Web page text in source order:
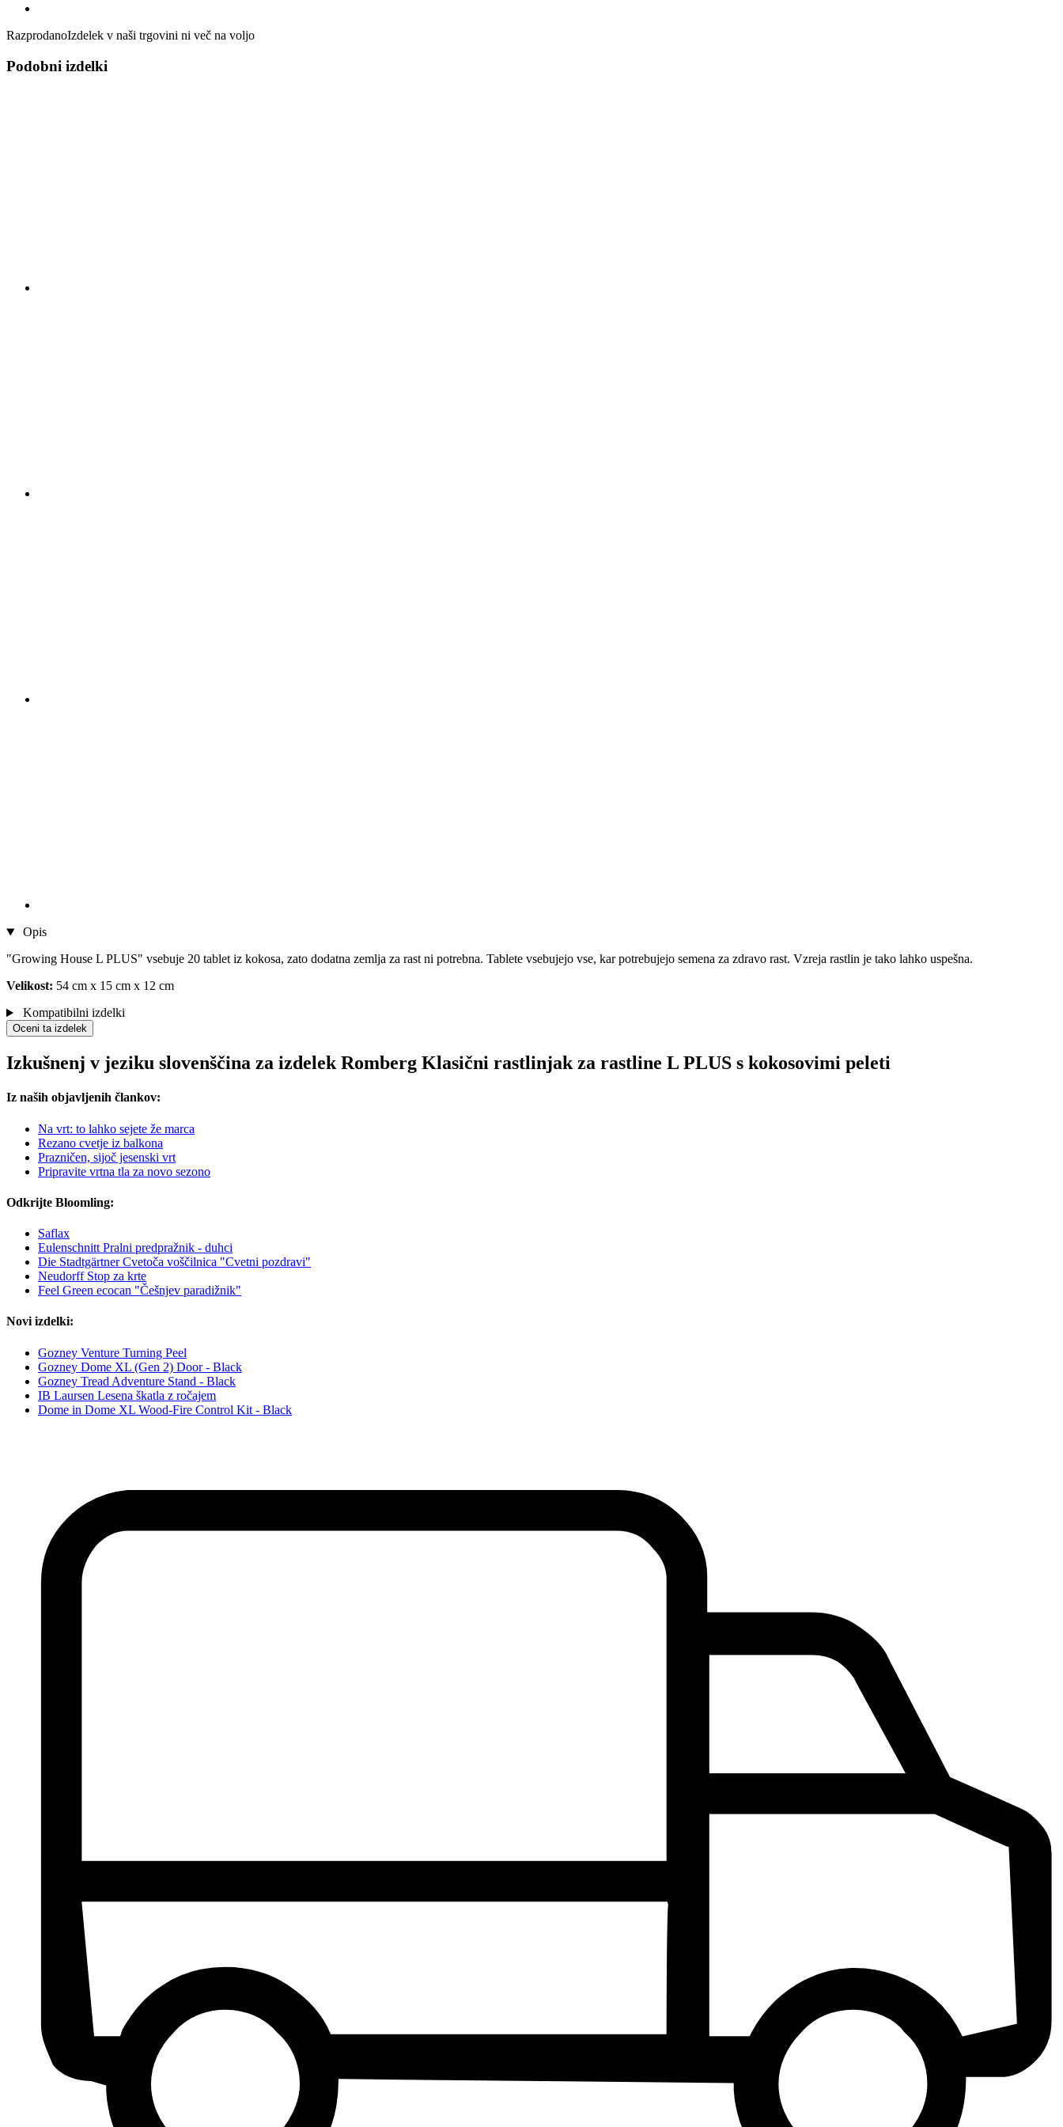
RazprodanoIzdelek v naši trgovini ni več na voljo
Podobni izdelki
Opis
"Growing House L PLUS" vsebuje 20 tablet iz kokosa, zato dodatna zemlja za rast ni potrebna. Tablete vsebujejo vse, kar potrebujejo semena za zdravo rast. Vzreja rastlin je tako lahko uspešna.
Velikost: 54 cm x 15 cm x 12 cm
Kompatibilni izdelki
Oceni ta izdelek
Izkušnenj v jeziku slovenščina za izdelek Romberg Klasični rastlinjak za rastline L PLUS s kokosovimi peleti
Iz naših objavljenih člankov:
Na vrt: to lahko sejete že marca
Rezano cvetje iz balkona
Prazničen, sijoč jesenski vrt
Pripravite vrtna tla za novo sezono
Odkrijte Bloomling:
Saflax
Eulenschnitt Pralni predpražnik - duhci
Die Stadtgärtner Cvetoča voščilnica "Cvetni pozdravi"
Neudorff Stop za krte
Feel Green ecocan "Češnjev paradižnik"
Novi izdelki:
Gozney Venture Turning Peel
Gozney Dome XL (Gen 2) Door - Black
Gozney Tread Adventure Stand - Black
IB Laursen Lesena škatla z ročajem
Dome in Dome XL Wood-Fire Control Kit - Black